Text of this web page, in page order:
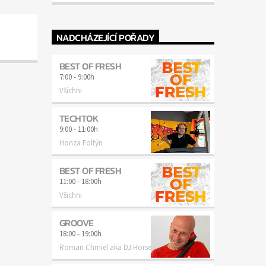
NADCHÁZEJÍCÍ POŘADY
BEST OF FRESH
7:00- 9:00h
Všichni
TECHTOK
9:00- 11:00h
Honza Foltýn
BEST OF FRESH
11:00- 18:00h
Všichni
GROOVE
18:00- 19:00h
Roman Chmiel aka DJ Horse